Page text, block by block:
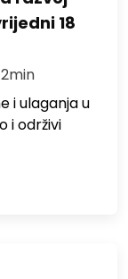
18
i ulaganja u
i održivi